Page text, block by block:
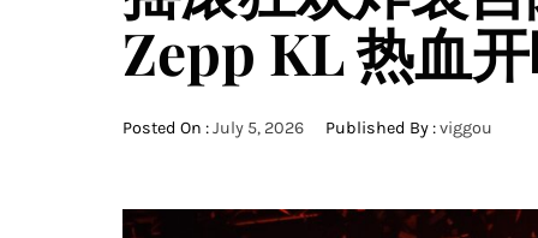
Zepp KL 热血
Posted On :July 5, 2026 Published By :viggou